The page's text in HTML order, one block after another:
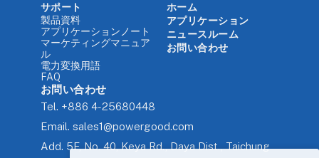
サポート
製品資料
アプリケーションノート
マーケティングマニュア
ル
電力変換用語
FAQ
ホーム
アプリケーション
ニュースルーム
お問い合わせ
お問い合わせ
Tel. +886 4-25680448
Email. sales1@powergood.com
Add. 5F, No. 40, Keya Rd., Daya Dist., Taichung